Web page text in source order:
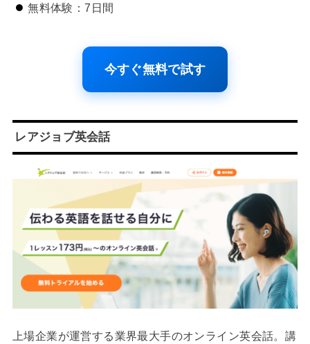
無料体験：7日間
今すぐ無料で試す
レアジョブ英会話
上場企業が運営する業界最大手のオンライン英会話。講